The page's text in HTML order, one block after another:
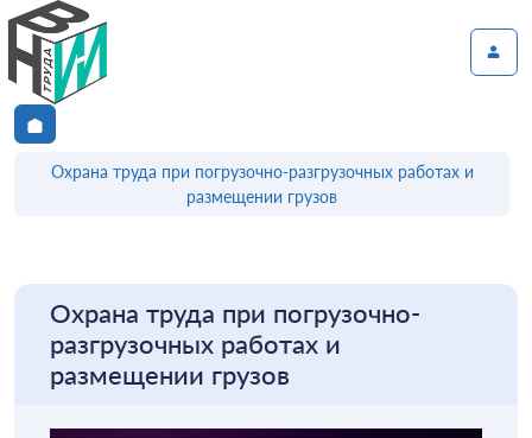
Охрана труда при погрузочно-разгрузочных работах и
размещении грузов
Охрана труда при погрузочно-
разгрузочных работах и
размещении грузов